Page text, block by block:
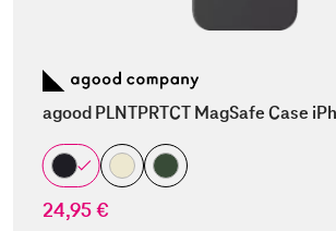
agood PLNTPRTCT MagSafe Case
24,95 €